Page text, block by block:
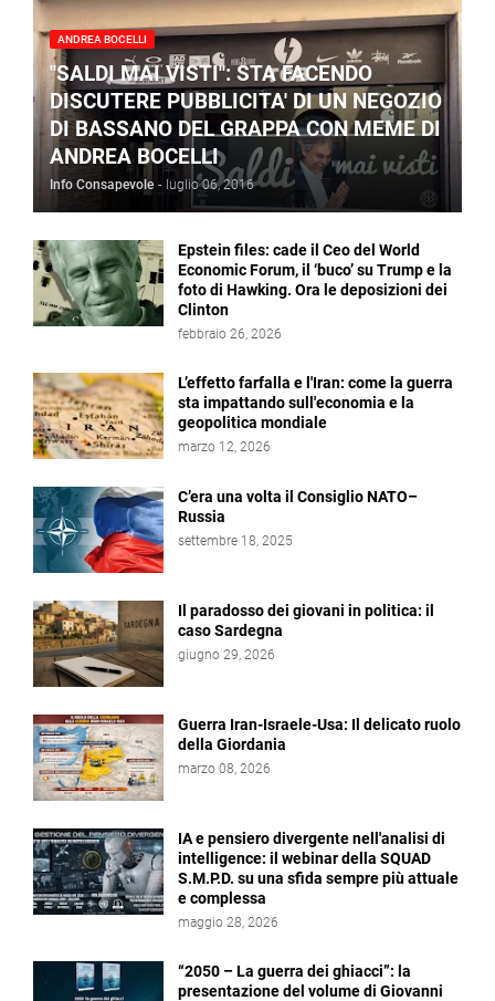
ANDREA BOCELLI
"SALDI MAI VISTI": STA FACENDO
DISCUTERE PUBBLICITA' DI UN NEGOZIO
DI BASSANO DEL GRAPPA CON MEME DI
ANDREA BOCELLI
Info Consapevole - luglio 06, 2016
Epstein files: cade il Ceo del World
Economic Forum, il ‘buco’ su Trump e la
foto di Hawking. Ora le deposizioni dei
Clinton
febbraio 26, 2026
L’effetto farfalla e l'Iran: come la guerra
sta impattando sull'economia e la
geopolitica mondiale
marzo 12, 2026
C’era una volta il Consiglio NATO–
Russia
settembre 18, 2025
Il paradosso dei giovani in politica: il
caso Sardegna
giugno 29, 2026
Guerra Iran-Israele-Usa: Il delicato ruolo
della Giordania
marzo 08, 2026
IA e pensiero divergente nell'analisi di
intelligence: il webinar della SQUAD
S.M.P.D. su una sfida sempre più attuale
e complessa
maggio 28, 2026
“2050 – La guerra dei ghiacci”: la
presentazione del volume di Giovanni